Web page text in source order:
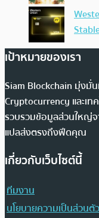
เป้าหมายของเรา
Siam Blockchain มุ่งมั่
Cryptocurrency และเท
รวบรวมข้อมูลส่วนใหญ่จ
แปลส่งตรงถึงฟีดคุณ
เกี่ยวกับเว็บไซต์นี้
ทีมงาน
นโยบายความเป็นส่วนตัว